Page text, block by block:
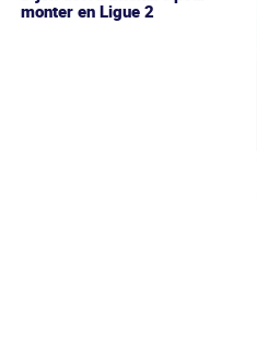
monter en Ligue 2